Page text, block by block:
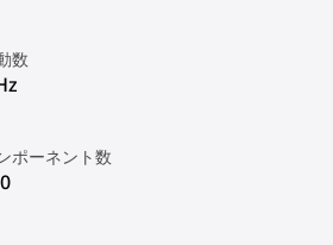
数
ポーネント数